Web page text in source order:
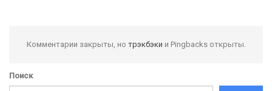
Комментарии закрыты, но трэкбэки и Pingbacks открыты.
Поиск